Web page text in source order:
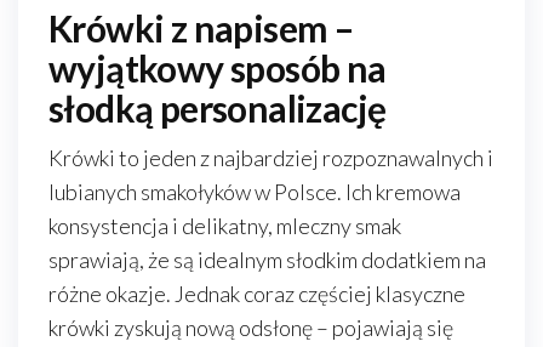
Krówki z napisem –
wyjątkowy sposób na
słodką personalizację
Krówki to jeden z najbardziej rozpoznawalnych i
lubianych smakołyków w Polsce. Ich kremowa
konsystencja i delikatny, mleczny smak
sprawiają, że są idealnym słodkim dodatkiem na
różne okazje. Jednak coraz częściej klasyczne
krówki zyskują nową odsłonę – pojawiają się